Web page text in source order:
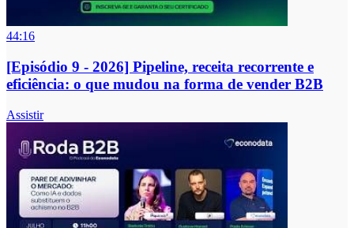
44:16
[Episódio 9 - 2026] Pipeline, receita recorrente e
eficiência: o que mudou na forma de vender B2B
Assistir